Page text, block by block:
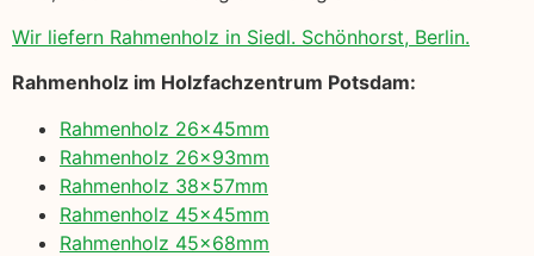
Wir liefern Rahmenholz in Siedl. Schönhorst, Berlin.
Rahmenholz im Holzfachzentrum Potsdam:
Rahmenholz 26x45mm
Rahmenholz 26x93mm
Rahmenholz 38x57mm
Rahmenholz 45x45mm
Rahmenholz 45x68mm